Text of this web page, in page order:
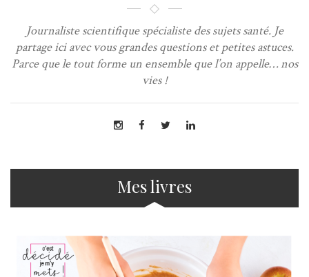
Journaliste scientifique spécialiste des sujets santé. Je
partage ici avec vous grandes questions et petites astuces.
Parce que le tout forme un ensemble que l’on appelle… nos
vies !
Mes livres